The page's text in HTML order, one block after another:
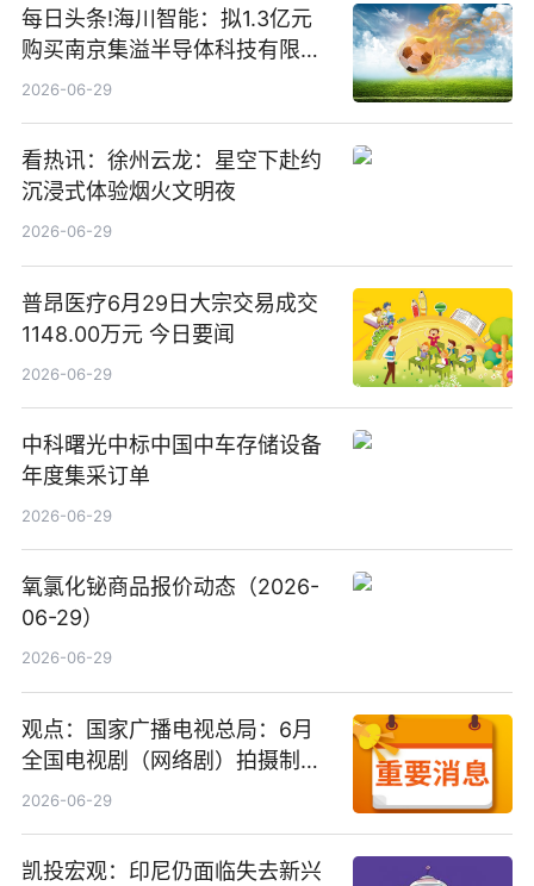
每日头条!海川智能：拟1.3亿元
购买南京集溢半导体科技有限公
司15.3%股权
2026-06-29
看热讯：徐州云龙：星空下赴约
沉浸式体验烟火文明夜
2026-06-29
普昂医疗6月29日大宗交易成交
1148.00万元 今日要闻
2026-06-29
中科曙光中标中国中车存储设备
年度集采订单
2026-06-29
氧氯化铋商品报价动态（2026-
06-29）
2026-06-29
观点：国家广播电视总局：6月
全国电视剧（网络剧）拍摄制作
备案公示剧目197部
2026-06-29
凯投宏观：印尼仍面临失去新兴